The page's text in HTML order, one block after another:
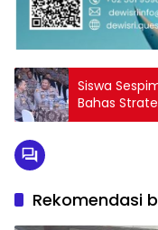
Siswa
Bahas
Rekomendasi